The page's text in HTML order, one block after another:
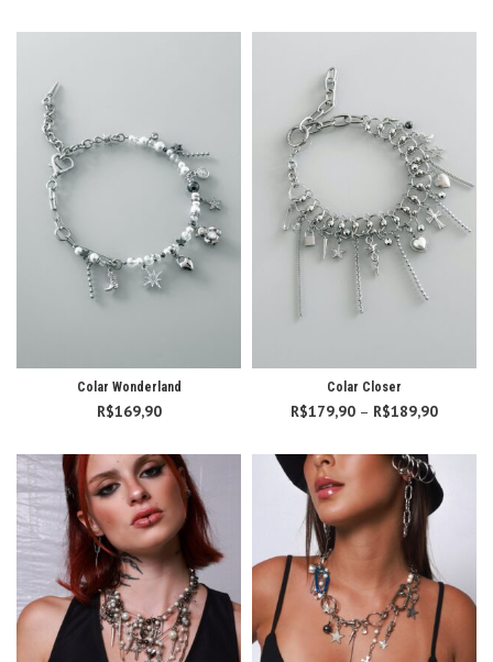
R$229,90
Colar Wonderland
R$169,90
Colar Closer
R$179,90 – R$189,90